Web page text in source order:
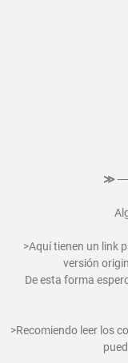
≫
>Aquí tienen un link
versión
De esta forma
>Recomiendo leer los